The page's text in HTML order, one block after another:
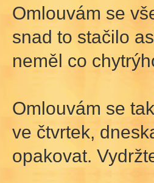
Omlouvám se
snad to stačilo
neměl co
Omlouvám se
ve čtvrtek,
opakovat.